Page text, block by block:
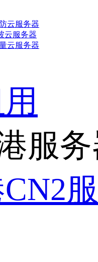
云服务器
云服务器
云服务器
服